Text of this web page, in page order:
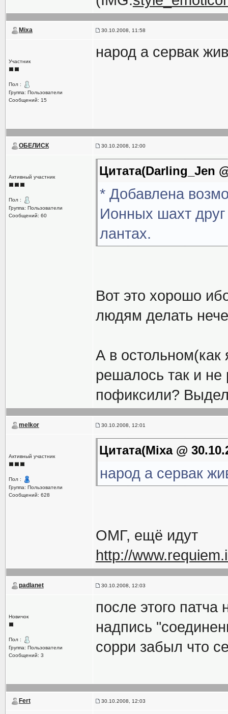
Mixa 30.10.2008, 11:58
Участник
Пол :
Группа: Пользователи
Сообщений: 15
народ а сервак
ОБЕЛИСК 30.10.2008, 12:00
Активный участник
Пол :
Группа: Пользователи
Сообщений: 60
Цитата(Darling_Jen
* Добавлена
Ионных шахт друг
лантах.
Вот это хорошо
людям делать
А в остольном(как
решалось так и не
пофиксили?
melkor 30.10.2008, 12:01
Активный участник
Пол :
Группа: Пользователи
Сообщений: 628
Цитата(Mixa @
народ а сервак
ОМГ, ещё идут
http://
padlanet 30.10.2008, 12:03
Новичок
Пол :
Группа: Пользователи
Сообщений: 3
после этого патча
надпись
сорри забыл что
Fert 30.10.2008, 12:03